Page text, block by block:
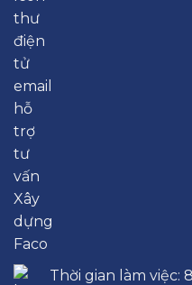
Thời gian làm việc: